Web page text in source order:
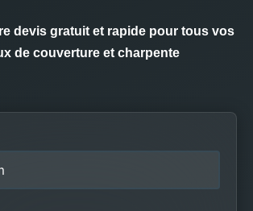
devis gratuit et rapide pour tous vos
de couverture et charpente